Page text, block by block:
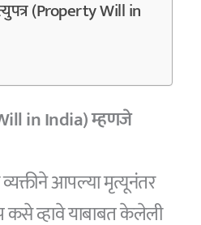
(Property Will in
in India) म्हणजे
आपल्या मृत्यूनंतर
कसे व्हावे याबाबत केलेली